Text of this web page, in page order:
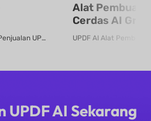
UPDF AI Generator Skrip Penjualan UPDF AI mengubah PDF produk atau deskrip...
Alat Pembuat
Cerdas AI
UPDF AI Sekarang